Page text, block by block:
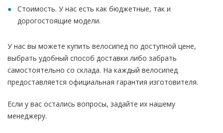
Стоимость. У нас есть как бюджетные, так и
дорогостоящие модели.
У нас вы можете купить велосипед по доступной цене,
выбрать удобный способ доставки либо забрать
самостоятельно со склада. На каждый велосипед
предоставляется официальная гарантия изготовителя.
Если у вас остались вопросы, задайте их нашему
менеджеру.